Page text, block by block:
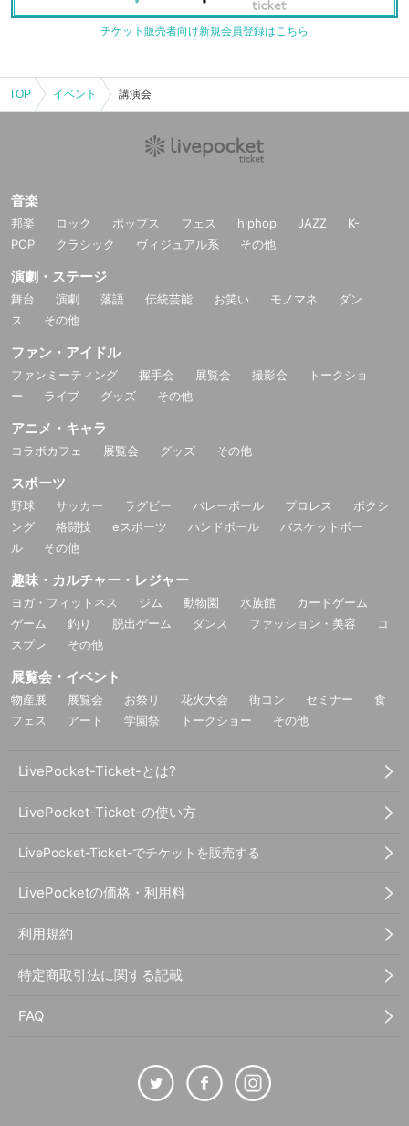
チケット販売者向け新規会員登録はこちら
TOP イベント 講演会
音楽
邦楽 ロック ポップス フェス hiphop JAZZ
K-
POP
クラシック ヴィジュアル系 その他
演劇・ステージ
舞台 演劇 落語 伝統芸能 お笑い モノマネ
ダン
ス
その他
ファン・アイドル
ファンミーティング 握手会 展覧会 撮影会
トークショ
ー
ライブ グッズ その他
アニメ・キャラ
コラボカフェ 展覧会 グッズ その他
スポーツ
野球 サッカー ラグビー バレーボール プロレス
ボクシ
ング
格闘技 eスポーツ ハンドボール
バスケットボー
ル
その他
趣味・カルチャー・レジャー
ヨガ・フィットネス ジム 動物園 水族館
カードゲーム
ゲーム
釣り 脱出ゲーム ダンス ファッション・美容
コ
スプレ
その他
展覧会・イベント
物産展 展覧会 お祭り 花火大会 街コン セミナー
食
フェス
アート 学園祭 トークショー その他
LivePocket-Ticket-とは?
LivePocket-Ticket-の使い方
LivePocket-Ticket-でチケットを販売する
LivePocketの価格・利用料
利用規約
特定商取引法に関する記載
FAQ